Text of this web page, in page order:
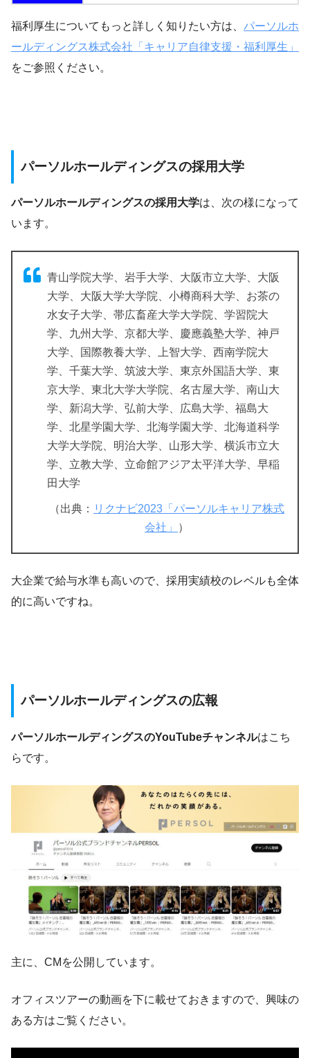
福利厚生についてもっと詳しく知りたい方は、 パーソルホ
ールディングス株式会社「キャリア自律支援・福利厚生」
をご参照ください。
パーソルホールディングスの採用大学
パーソルホールディングスの採用大学は、次の様になって
います。
青山学院大学、岩手大学、大阪市立大学、大阪
大学、大阪大学大学院、小樽商科大学、お茶の
水女子大学、帯広畜産大学大学院、学習院大
学、九州大学、京都大学、慶應義塾大学、神戸
大学、国際教養大学、上智大学、西南学院大
学、千葉大学、筑波大学、東京外国語大学、東
京大学、東北大学大学院、名古屋大学、南山大
学、新潟大学、弘前大学、広島大学、福島大
学、北星学園大学、北海学園大学、北海道科学
大学大学院、明治大学、山形大学、横浜市立大
学、立教大学、立命館アジア太平洋大学、早稲
田大学
（出典： リクナビ2023「パーソルキャリア株式
会社」
）
大企業で給与水準も高いので、採用実績校のレベルも全体
的に高いですね。
パーソルホールディングスの広報
パーソルホールディングスのYouTubeチャンネルはこち
らです。
主に、CMを公開しています。
オフィスツアーの動画を下に載せておきますので、興味の
ある方はご覧ください。